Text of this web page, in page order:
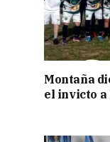
Montaña
el invicto a